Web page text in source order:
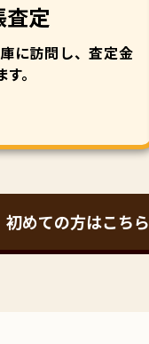
査定
に訪問し、査定金
。
初めての方はこちら